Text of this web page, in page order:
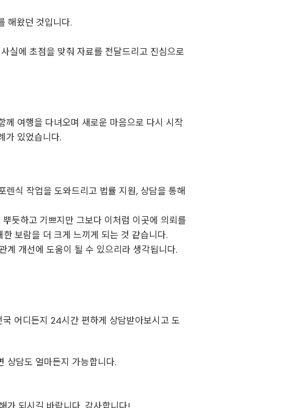
해왔던 것입니다.
실에 초점을 맞춰 자료를 전달드리고 진심으로
여행을 다녀오며 새로운 마음으로 다시 시작
가 있었습니다.
식 작업을 도와드리고 법률 지원, 상담을 통해
듯하고 기쁘지만 그보다 이처럼 이곳에 의뢰를
보람을 더 크게 느끼게 되는 것 같습니다.
계 개선에 도움이 될 수 있으리라 생각됩니다.
어디든지 24시간 편하게 상담받아보시고 도
상담도 얼마든지 가능합니다.